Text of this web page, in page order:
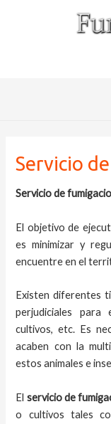
Servicio
Servicio de
El objetivo de
es minimizar y
encuentre en el
Existen diferentes
perjudiciales para
cultivos, etc. Es
acaben con la
estos animales e
El servicio de
o cultivos tales